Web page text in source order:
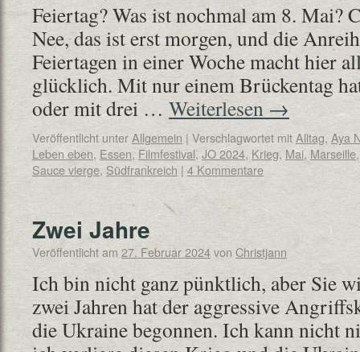
Feiertag? Was ist nochmal am 8. Mai?
Nee, das ist erst morgen, und die
Feiertagen in einer Woche macht hier
glücklich. Mit nur einem Brückentag
oder mit drei … Weiterlesen→
Veröffentlicht unterAllgemein | Verschlagwortet mitAlltag, Aya
Leben eben, Essen, Filmfestival, JO 2024, Krieg, Mai, Marseille
Sauce vierge, Südfrankreich | 4 Kommentare
Zwei Jahre
Veröffentlicht am 27. Februar 2024von Christjann
Ich bin nicht ganz pünktlich, aber Sie
zwei Jahren hat der aggressive
die Ukraine begonnen. Ich kann nicht